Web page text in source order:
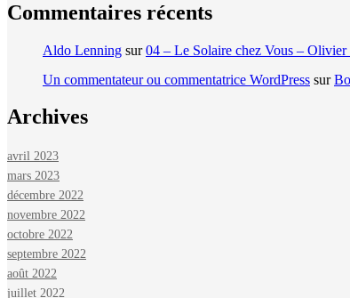
Commentaires récents
Aldo Lenning sur04 – Le Solaire chez Vous –
Un commentateur ou commentatrice WordPress sur
Archives
avril 2023
mars 2023
décembre 2022
novembre 2022
octobre 2022
septembre 2022
août 2022
juillet 2022